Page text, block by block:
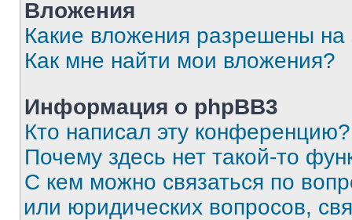
Вложения
Какие вложения разрешены
Как мне найти мои вложения?
Информация о phpBB3
Кто написал эту конференцию?
Почему здесь нет такой-то
С кем можно связаться по
или юридических вопросов,